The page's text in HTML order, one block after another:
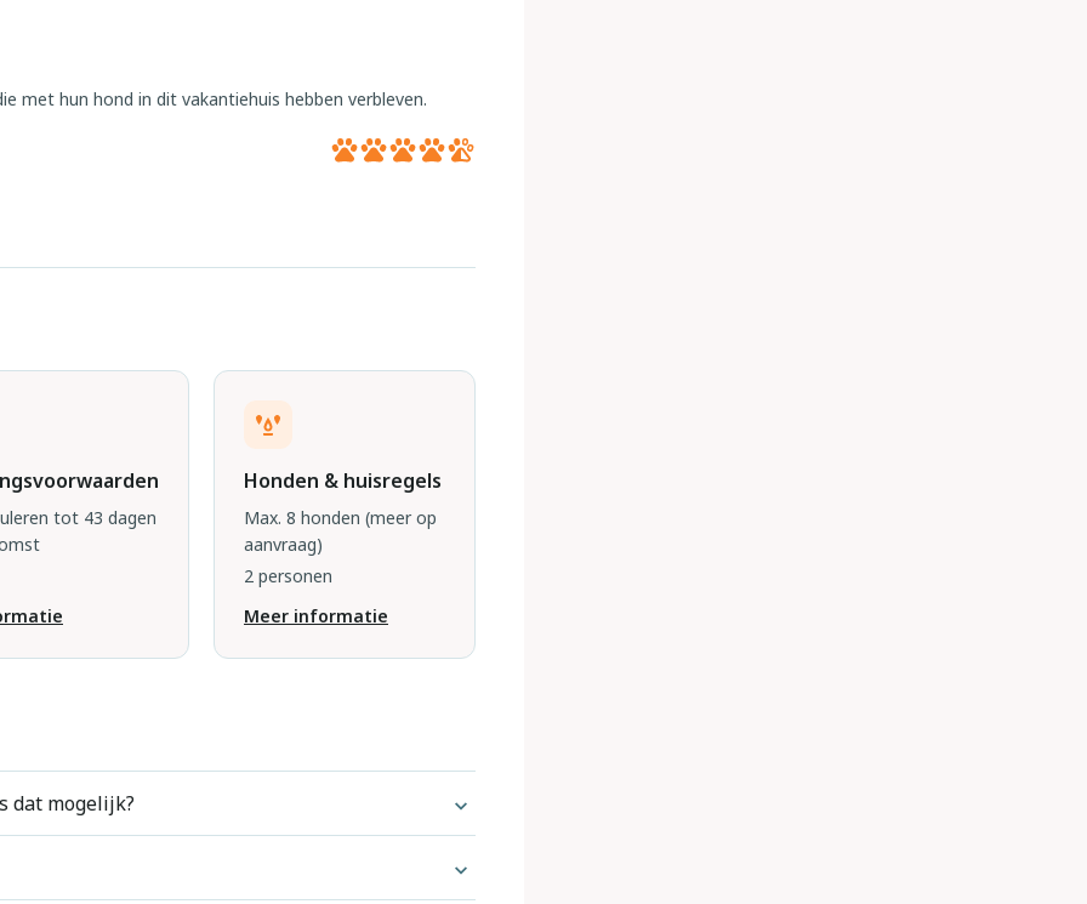
met hun hond in dit vakantiehuis hebben verbleven.
tot 43 dagen
Honden & huisregels
Max. 8 honden (meer op
aanvraag)
2 personen
Meer informatie
dat mogelijk?